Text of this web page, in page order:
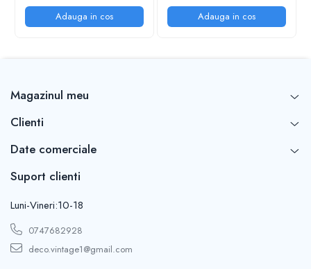
Adauga in cos Adauga in cos
Magazinul meu
Clienti
Date comerciale
Suport clienti
Luni-Vineri:10-18
0747682928
deco.vintage1@gmail.com